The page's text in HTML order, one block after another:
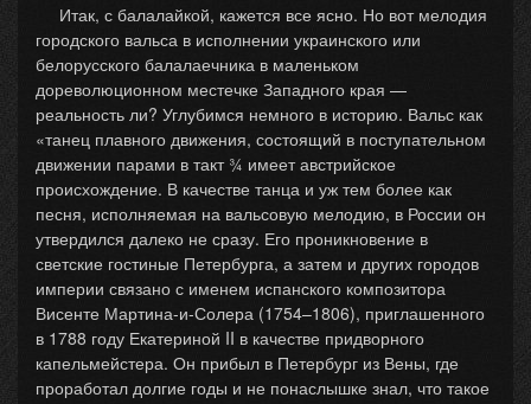
Итак, с балалайкой, кажется все ясно. Но вот мелодия
городского вальса в исполнении украинского или
белорусского балалаечника в маленьком
дореволюционном местечке Западного края —
реальность ли? Углубимся немного в историю. Вальс как
«танец плавного движения, состоящий в поступательном
движении парами в такт ¾ имеет австрийское
происхождение. В качестве танца и уж тем более как
песня, исполняемая на вальсовую мелодию, в России он
утвердился далеко не сразу. Его проникновение в
светские гостиные Петербурга, а затем и других городов
империи связано с именем испанского композитора
Висенте Мартина-и-Солера (1754–1806), приглашенного
в 1788 году Екатериной II в качестве придворного
капельмейстера. Он прибыл в Петербург из Вены, где
проработал долгие годы и не понаслышке знал, что такое